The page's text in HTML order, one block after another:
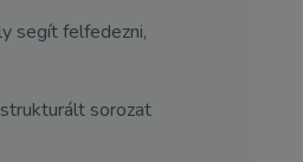
segít felfedezni,
sorozat